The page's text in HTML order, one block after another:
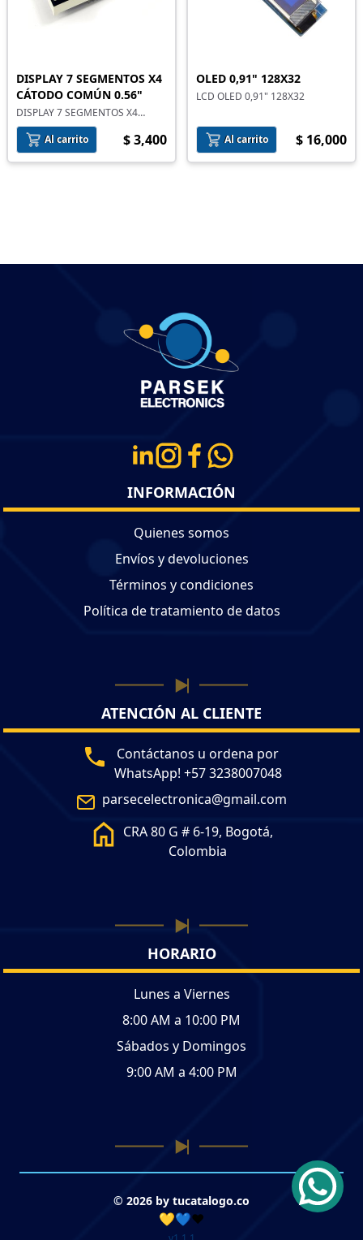
DISPLAY 7 SEGMENTOS X4
CÁTODO COMÚN 0.56"
DISPLAY 7 SEGMENTOS X4
CÁTODO COMÚN 0.56"
Al carrito
$ 3,400
OLED 0,91" 128X32
LCD OLED 0,91" 128X32
Al carrito $ 16,000
INFORMACIÓN
Quienes somos
Envíos y devoluciones
Términos y condiciones
Política de tratamiento de datos
ATENCIÓN AL CLIENTE
Contáctanos u ordena por
WhatsApp! +57 3238007048
parsecelectronica@gmail.com
CRA 80 G # 6-19, Bogotá,
Colombia
HORARIO
Lunes a Viernes
8:00 AM a 10:00 PM
Sábados y Domingos
9:00 AM a 4:00 PM
© 2026 by tucatalogo.co
💛💙❤️